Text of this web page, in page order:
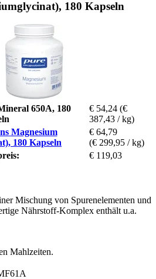
180 Kapseln
650A, 180
€ 54,24 (€
387,43 / kg)
Magnesium
180 Kapseln
€ 64,79
(€ 299,95 / kg)
€ 119,03
Mischung von Spurenelementen und
Nährstoff-Komplex enthält u.a.
Mahlzeiten.